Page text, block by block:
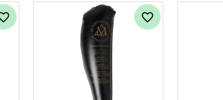
Lägg till i favoriter Lägg till i